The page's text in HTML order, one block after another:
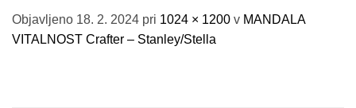
Objavljeno 18. 2. 2024 pri 1024 × 1200 v MANDALA
VITALNOST Crafter – Stanley/Stella